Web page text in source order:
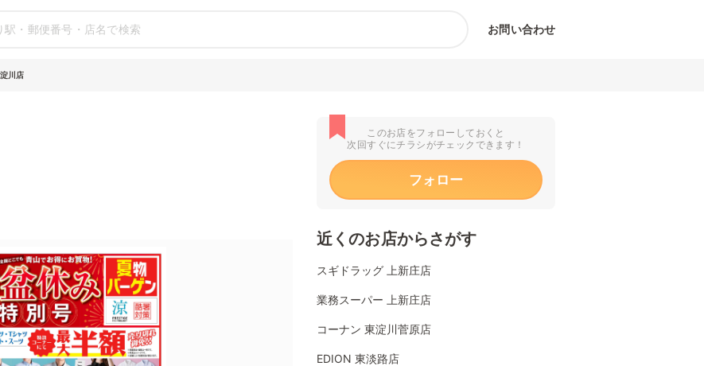
お問い合わせ
川店
このお店をフォローしておくと
次回すぐにチラシがチェックできます！
フォロー
近くのお店からさがす
スギドラッグ 上新庄店
業務スーパー 上新庄店
コーナン 東淀川菅原店
EDION 東淡路店